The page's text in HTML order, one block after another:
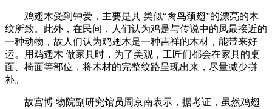
鸡翅木受到钟爱，主要是其 类似“禽鸟颈翅”的漂亮的木
纹所致。此外，在民间，人们认为鸡是与传说中的凤最接近的
一种动物，故人们认为鸡翅木是一种吉祥的木材，能带来好
运。用鸡翅木 做家具时，为了美观，工匠们都会在家具的桌
面、椅面等部位，将木材的完整纹路呈现出来，尽量减少拼
补。
故宫博 物院副研究馆员周京南表示，据考证，虽然鸡翅